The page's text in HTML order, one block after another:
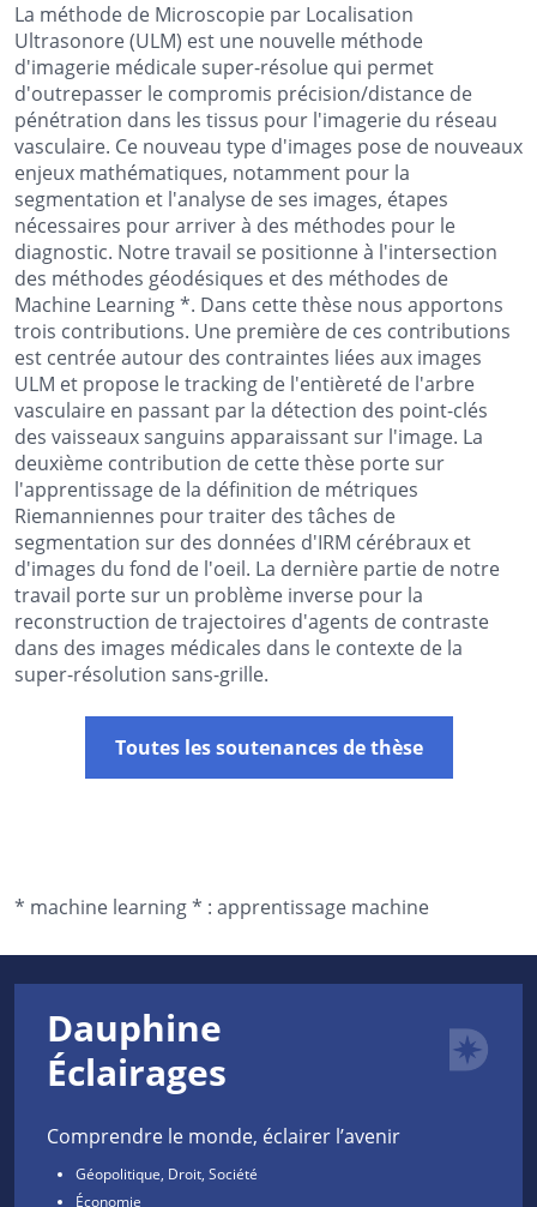
La méthode de Microscopie par Localisation
Ultrasonore (ULM) est une nouvelle méthode
d'imagerie médicale super-résolue qui permet
d'outrepasser le compromis précision/distance de
pénétration dans les tissus pour l'imagerie du réseau
vasculaire. Ce nouveau type d'images pose de nouveaux
enjeux mathématiques, notamment pour la
segmentation et l'analyse de ses images, étapes
nécessaires pour arriver à des méthodes pour le
diagnostic. Notre travail se positionne à l'intersection
des méthodes géodésiques et des méthodes de
Machine Learning *. Dans cette thèse nous apportons
trois contributions. Une première de ces contributions
est centrée autour des contraintes liées aux images
ULM et propose le tracking de l'entièreté de l'arbre
vasculaire en passant par la détection des point-clés
des vaisseaux sanguins apparaissant sur l'image. La
deuxième contribution de cette thèse porte sur
l'apprentissage de la définition de métriques
Riemanniennes pour traiter des tâches de
segmentation sur des données d'IRM cérébraux et
d'images du fond de l'oeil. La dernière partie de notre
travail porte sur un problème inverse pour la
reconstruction de trajectoires d'agents de contraste
dans des images médicales dans le contexte de la
super-résolution sans-grille.
Toutes les soutenances de thèse
* machine learning * : apprentissage machine
Dauphine
Éclairages
Comprendre le monde, éclairer l’avenir
Géopolitique, Droit, Société
Économie